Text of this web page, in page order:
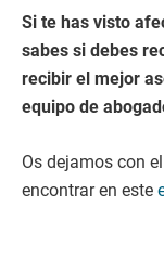
Si te has visto
sabes si debes
recibir el mejor
equipo de
Os dejamos con
encontrar en este